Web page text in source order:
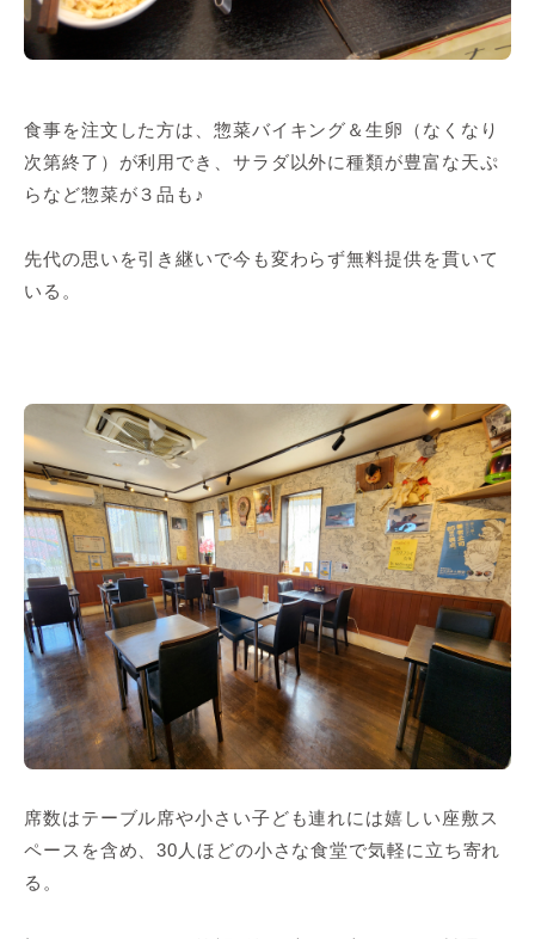
食事を注文した方は、惣菜バイキング＆生卵（なくなり
次第終了）が利用でき、サラダ以外に種類が豊富な天ぷ
らなど惣菜が３品も♪
先代の思いを引き継いで今も変わらず無料提供を貫いて
いる。
席数はテーブル席や小さい子ども連れには嬉しい座敷ス
ペースを含め、30人ほどの小さな食堂で気軽に立ち寄れ
る。